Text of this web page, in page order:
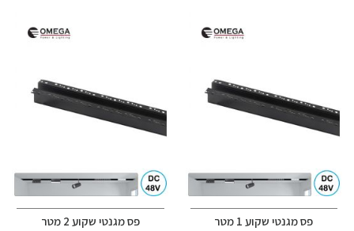
פס מגנטי שקוע 1 מטר
פס מגנטי שקוע 2 מטר